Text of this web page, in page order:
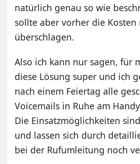
natürlich genau so wie
sollte aber vorher die Kosten
überschlagen.
Also ich kann nur sagen, für
diese Lösung super und ich
nach einem Feiertag alle
Voicemails in Ruhe am
Die Einsatzmöglichkeiten
und lassen sich durch
bei der Rufumleitung noch